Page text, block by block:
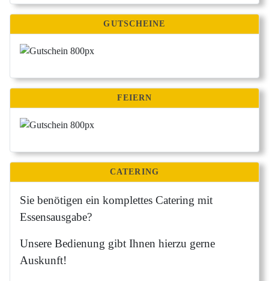
GUTSCHEINE
FEIERN
CATERING
Sie benötigen ein komplettes Catering mit
Essensausgabe?
Unsere Bedienung gibt Ihnen hierzu gerne
Auskunft!